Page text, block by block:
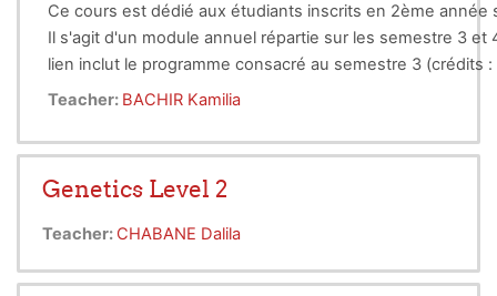
Ce cours est dédié aux étudiants inscrits en 2ème
Il s'agit d'un module annuel répartie sur les semestre 3
lien inclut le programme consacré au semestre 3 (crédits
à la taxonomie végétale tout en prenant connaissance
Teacher: BACHIR Kamilia
Genetics Level 2
Teacher: CHABANE Dalila